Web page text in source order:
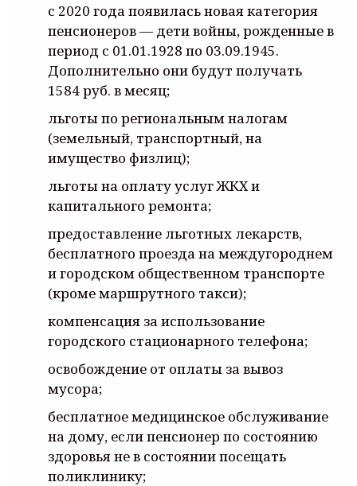
с 2020 года появилась новая категория
пенсионеров — дети войны, рожденные в
период с 01.01.1928 по 03.09.1945.
Дополнительно они будут получать
1584 руб. в месяц;
льготы по региональным налогам
(земельный, транспортный, на
имущество физлиц);
льготы на оплату услуг ЖКХ и
капитального ремонта;
предоставление льготных лекарств,
бесплатного проезда на междугороднем
и городском общественном транспорте
(кроме маршрутного такси);
компенсация за использование
городского стационарного телефона;
освобождение от оплаты за вывоз
мусора;
бесплатное медицинское обслуживание
на дому, если пенсионер по состоянию
здоровья не в состоянии посещать
поликлинику;